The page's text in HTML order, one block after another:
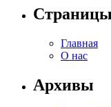
Страницы
Главная
О нас
Архивы